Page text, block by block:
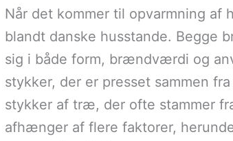
Når det kommer til opvarmning
blandt danske husstande. Begge
sig i både form, brændværdi og
stykker, der er presset sammen
stykker af træ, der ofte stammer
afhænger af flere faktorer,